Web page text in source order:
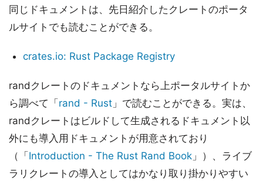
同じドキュメントは、先日紹介したクレートのポータ
ルサイトでも読むことができる。
crates.io: Rust Package Registry
randクレートのドキュメントなら上ポータルサイトか
ら調べて「rand - Rust 」で読むことができる。実は、
randクレートはビルドして生成されるドキュメント以
外にも導入用ドキュメントが用意されており
（「Introduction - The Rust Rand Book 」）、ライブ
ラリクレートの導入としてはかなり取り掛かりやすい